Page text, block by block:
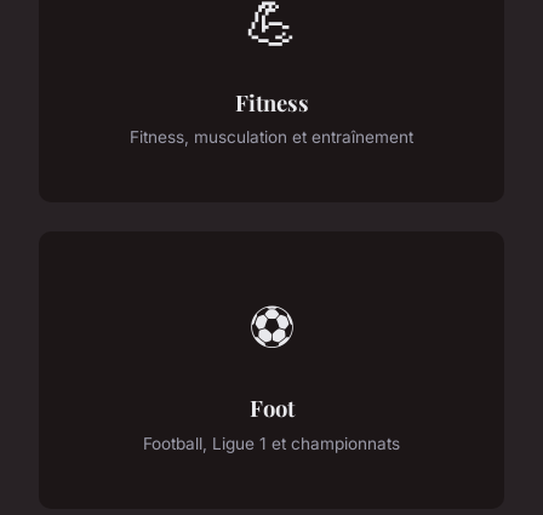
💪
Fitness
Fitness, musculation et entraînement
⚽
Foot
Football, Ligue 1 et championnats